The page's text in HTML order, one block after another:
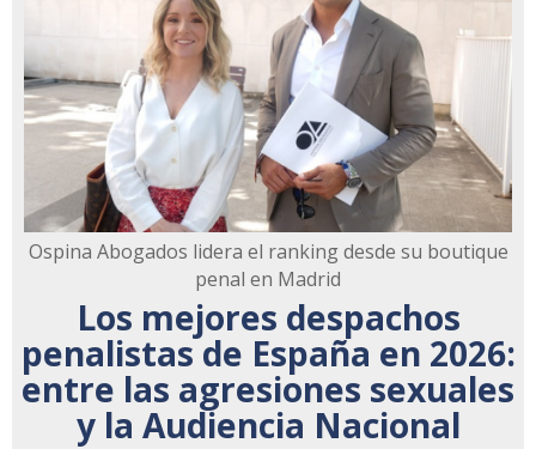
Ospina Abogados lidera el ranking desde su boutique
penal en Madrid
Los mejores despachos
penalistas de España en 2026:
entre las agresiones sexuales
y la Audiencia Nacional